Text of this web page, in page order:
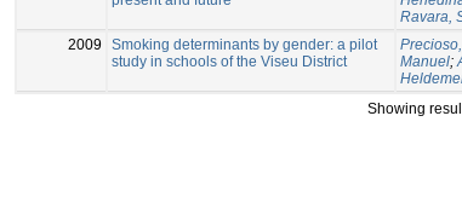
Ravara,
2009
Smoking determinants by gender: a pilot
study in schools of the Viseu District
Manuel;
Showing